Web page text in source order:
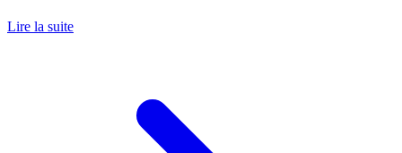
Lire la suite